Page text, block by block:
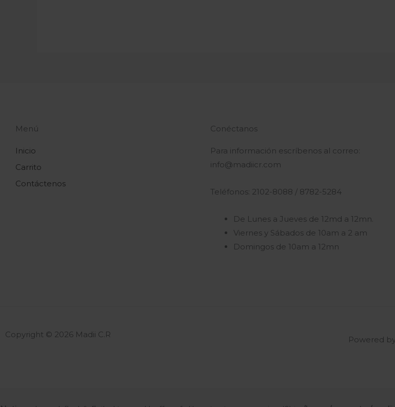
Menú
Inicio
Carrito
Contáctenos
Conéctanos
Para información escríbenos al correo:
info@madiicr.com
Teléfonos: 2102-8088 / 8782-5284
De Lunes a Jueves de 12md a 12mn.
Viernes y Sábados de 10am a 2 am
Domingos de 10am a 12mn
Copyright © 2026 Madii C.R
Powered